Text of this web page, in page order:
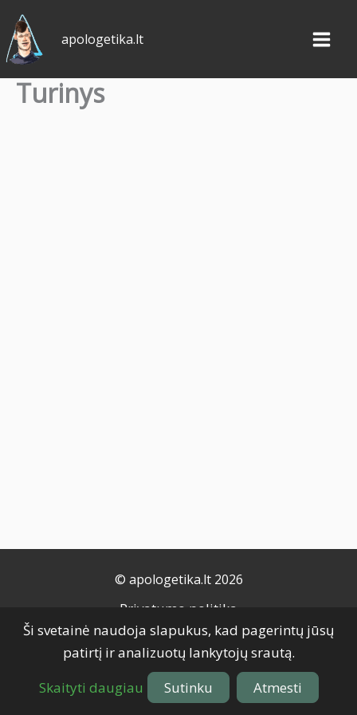
Pereiti
prie
turinio
apologetika.lt
Turinys
© apologetika.lt 2026
Privatumo politika
Naudojimo taisyklės
Slapukų politika
Grąžinimo taisyklės
Ši svetainė naudoja slapukus, kad pagerintų jūsų
patirtį ir analizuotų lankytojų srautą.
Skaityti daugiau
Sutinku Atmesti